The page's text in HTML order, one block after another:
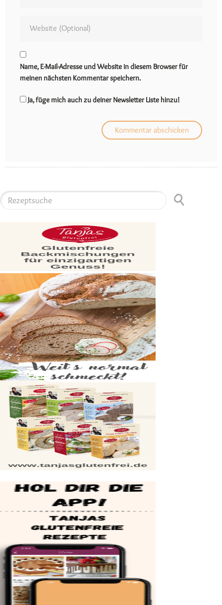
Name, E-Mail-Adresse und Website in diesem Browser für
meinen nächsten Kommentar speichern.
Ja, füge mich auch zu deiner Newsletter Liste hinzu!